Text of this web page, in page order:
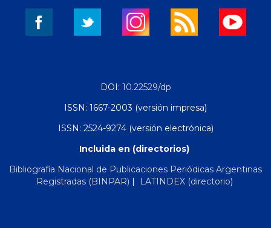
DOI: 10.22529/dp
ISSN: 1667-2003 (versión impresa)
ISSN: 2524-9274 (versión electrónica)
Incluida en (directorios)
Bibliografía Nacional de Publicaciones Periódicas Argentinas
Registradas (BINPAR) | LATINDEX (directorio)